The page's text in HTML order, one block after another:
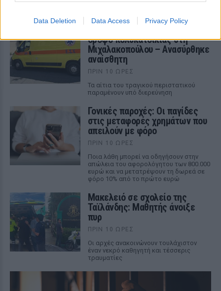
Data Deletion Data Access Privacy Policy
όροφο πολυκατοικίας στη
Μιχαλακοπούλου – Ανασύρθηκε
αναίσθητη
ΠΡΙΝ 10 ΏΡΕΣ
Τα αίτια του τραγικού περιστατικού
παραμένουν υπό διερεύνηση
Γονικές παροχές: Οι παγίδες
στις μεταφορές χρημάτων που
απειλούν με φόρο
ΠΡΙΝ 10 ΏΡΕΣ
Ποια λάθη μπορεί να οδηγήσουν στην
απώλεια του αφορολόγητου των 800.000
ευρώ και να μετατρέψουν τη δωρεά σε
φόρο 10% από το πρώτο ευρώ
Μακελειό σε σχολείο της
Ταϊλάνδης: Μαθητής άνοιξε
πυρ
ΠΡΙΝ 10 ΏΡΕΣ
Οι αρχές ανακοινώνουν τουλάχιστον
έναν νεκρό καθηγητή και τέσσερις
τραυματίες